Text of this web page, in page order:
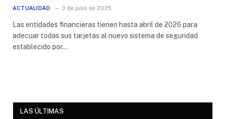
ACTUALIDAD 3 de julio de 2025
Las entidades financieras tienen hasta abril de 2026 para
adecuar todas sus tarjetas al nuevo sistema de seguridad
establecido por…
LAS ÚLTIMAS